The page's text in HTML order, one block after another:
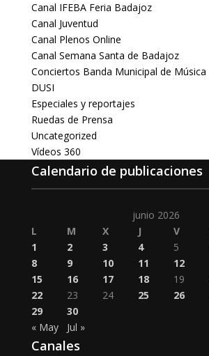
Canal IFEBA Feria Badajoz
Canal Juventud
Canal Plenos Online
Canal Semana Santa de Badajoz
Conciertos Banda Municipal de
DUSI
Especiales y reportajes
Ruedas de Prensa
Uncategorized
Vídeos 360
Calendario de publicaciones
junio 2026
L
M X J V
1
2 3 4 5
8
9 10 11 12
15
16 17 18 19
22
23 24 25 26
29
30
« May
Jul »
Canales